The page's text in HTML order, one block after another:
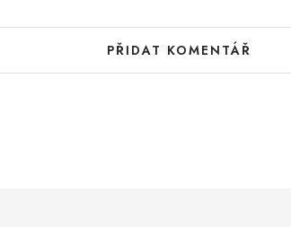
PŘIDAT KOMENTÁŘ